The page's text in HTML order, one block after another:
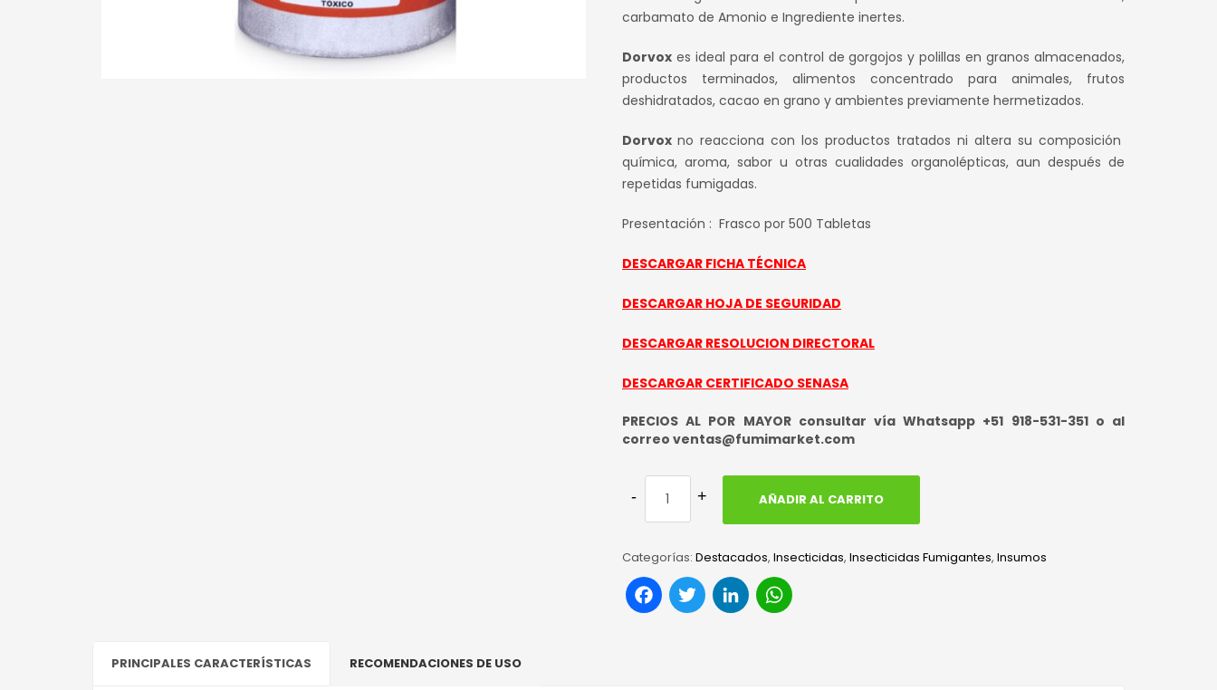
carbamato de Amonio e Ingrediente inertes.
Dorvox es ideal para el control de gorgojos y polillas en granos almacenados,
productos terminados, alimentos concentrado para animales, frutos
deshidratados, cacao en grano y ambientes previamente hermetizados.
Dorvox no reacciona con los productos tratados ni altera su composición
química, aroma, sabor u otras cualidades organolépticas, aun después de
repetidas fumigadas.
Presentación : Frasco por 500 Tabletas
DESCARGAR FICHA TÉCNICA
DESCARGAR HOJA DE SEGURIDAD
DESCARGAR RESOLUCION DIRECTORAL
DESCARGAR CERTIFICADO SENASA
PRECIOS AL POR MAYOR consultar vía Whatsapp +51 918-531-351 o al
correo ventas@fumimarket.com
AÑADIR AL CARRITO
Categorías: Destacados, Insecticidas, Insecticidas Fumigantes, Insumos
Facebook
TwitterLinkedIn
PRINCIPALES CARACTERÍSTICAS RECOMENDACIONES DE USO